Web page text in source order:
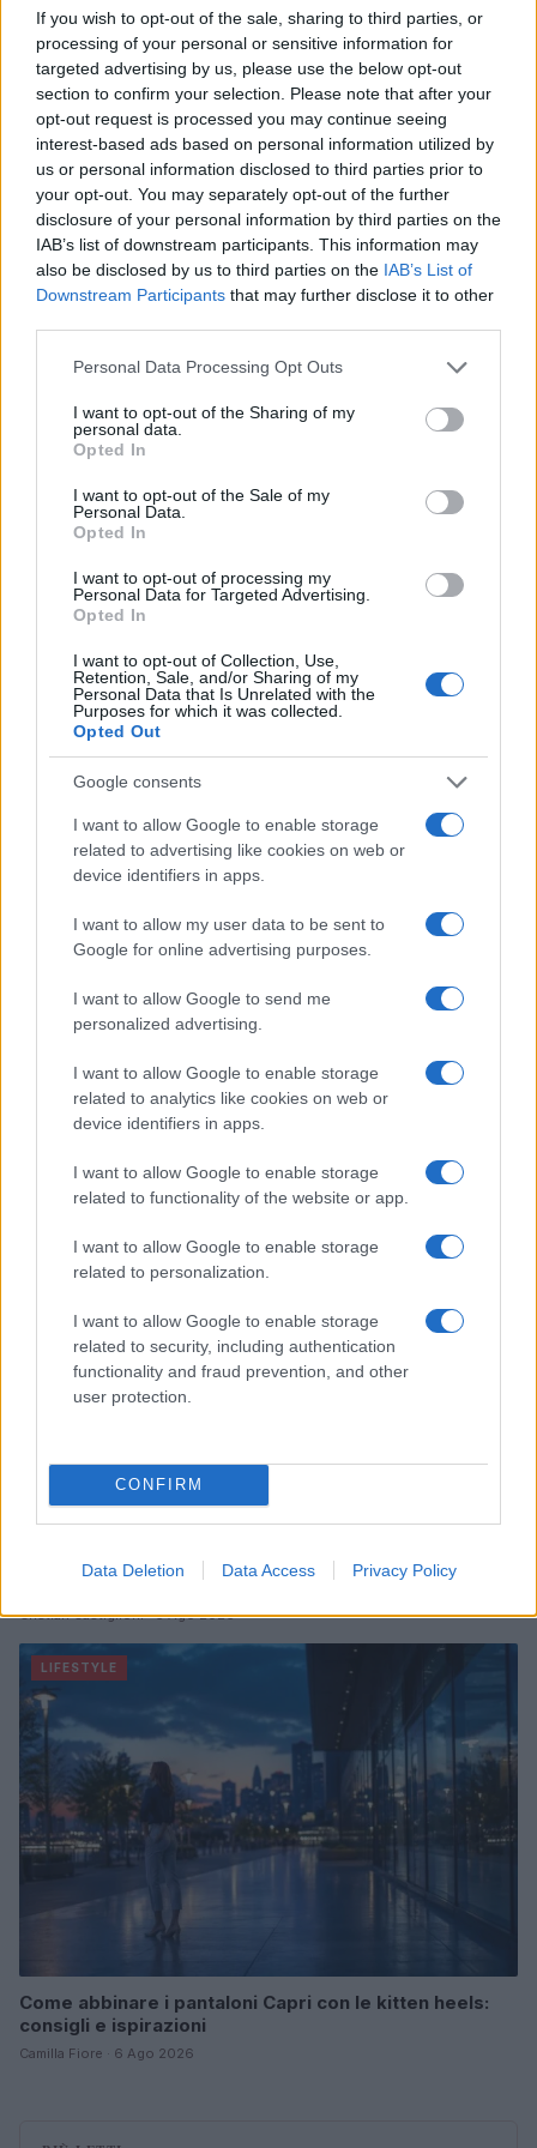
If you wish to opt-out of the sale, sharing to third parties, or
processing of your personal or sensitive information for
targeted advertising by us, please use the below opt-out
section to confirm your selection. Please note that after your
opt-out request is processed you may continue seeing
interest-based ads based on personal information utilized by
us or personal information disclosed to third parties prior to
your opt-out. You may separately opt-out of the further
disclosure of your personal information by third parties on the
IAB’s list of downstream participants. This information may
also be disclosed by us to third parties on the IAB’s List of
Downstream Participants that may further disclose it to other
Please note that this website/app uses one or more Google
not limited to your visit or usage behaviour. You may click to
grant or deny consent to Google and its third-party tags to
use your data for below specified purposes in below Google
consent section.
Personal Data Processing Opt Outs
I want to opt-out of the Sharing of my
personal data.
Opted In
I want to opt-out of the Sale of my
Personal Data.
Opted In
I want to opt-out of processing my
Personal Data for Targeted Advertising.
Opted In
I want to opt-out of Collection, Use,
Retention, Sale, and/or Sharing of my
Personal Data that Is Unrelated with the
Purposes for which it was collected.
Opted Out
Google consents
I want to allow Google to enable storage
related to advertising like cookies on web or
device identifiers in apps.
I want to allow my user data to be sent to
Google for online advertising purposes.
I want to allow Google to send me
personalized advertising.
I want to allow Google to enable storage
related to analytics like cookies on web or
device identifiers in apps.
I want to allow Google to enable storage
related to functionality of the website or app.
I want to allow Google to enable storage
related to personalization.
I want to allow Google to enable storage
related to security, including authentication
functionality and fraud prevention, and other
user protection.
CONFIRM
Data Deletion Data Access Privacy Policy
AUTORE
Staff
Continua a leggere
LIFESTYLE
Scopri i must have di Mango per l’estate 2026: stile e
Beatrice Bonaventura · 6 Ago 2026
Esplorare il Giardino delle Meraviglie: piante
straordinarie e lezioni di vita
Cristian Castiglioni · 6 Ago 2026
LIFESTYLE
Come abbinare i pantaloni Capri con le kitten heels:
consigli e ispirazioni
Camilla Fiore · 6 Ago 2026